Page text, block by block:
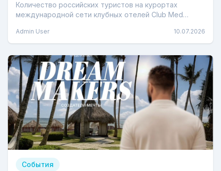
Количество российских туристов на курортах
международной сети клубных отелей Club Med
порталу "Интерфакс-Туризм" генеральный директор
представительства Club Med в России Валерия
Заруднева.
Admin User 10.07.2026
События